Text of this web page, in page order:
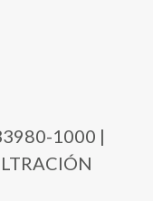
1000 |